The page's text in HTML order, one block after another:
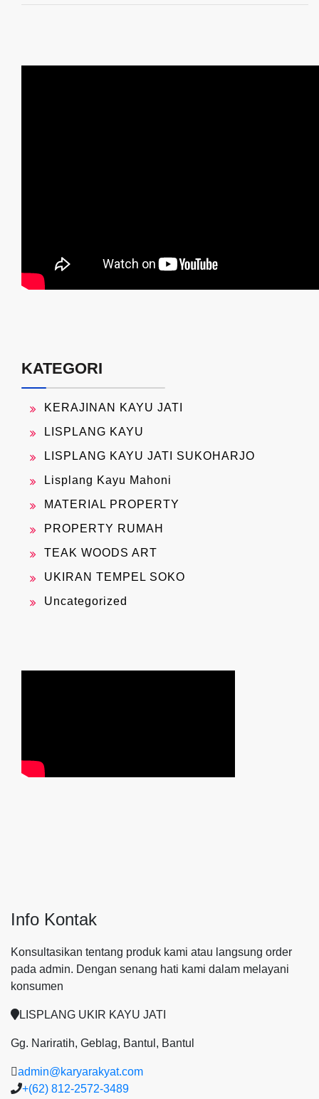
KATEGORI
KERAJINAN KAYU JATI
LISPLANG KAYU
LISPLANG KAYU JATI SUKOHARJO
Lisplang Kayu Mahoni
MATERIAL PROPERTY
PROPERTY RUMAH
TEAK WOODS ART
UKIRAN TEMPEL SOKO
Uncategorized
Info Kontak
Konsultasikan tentang produk kami atau langsung order
pada admin. Dengan senang hati kami dalam melayani
konsumen
LISPLANG UKIR KAYU JATI
Gg. Nariratih, Geblag, Bantul, Bantul
admin@karyarakyat.com
+(62) 812-2572-3489